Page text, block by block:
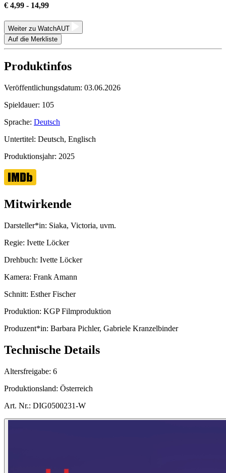
€ 4,99 - 14,99
Weiter zu WatchAUT
Auf die Merkliste
Produktinfos
Veröffentlichungsdatum: 03.06.2026
Spieldauer: 105
Sprache: Deutsch
Untertitel: Deutsch, Englisch
Produktionsjahr: 2025
Mitwirkende
Darsteller*in: Siaka, Victoria, uvm.
Regie: Ivette Löcker
Drehbuch: Ivette Löcker
Kamera: Frank Amann
Schnitt: Esther Fischer
Produktion: KGP Filmproduktion
Produzent*in: Barbara Pichler, Gabriele Kranzelbinder
Technische Details
Altersfreigabe: 6
Produktionsland: Österreich
Art. Nr.: DIG0500231-W